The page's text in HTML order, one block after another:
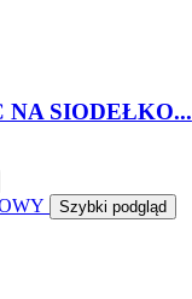
NA SIODEŁKO...
Szybki podgląd